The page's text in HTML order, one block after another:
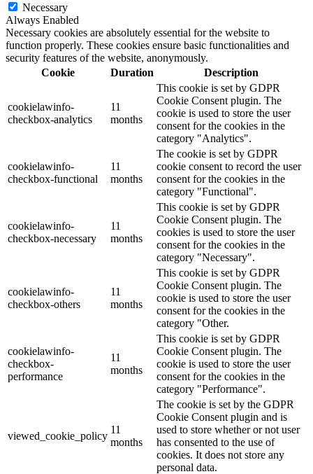
Necessary
Always Enabled
Necessary cookies are absolutely essential for the website to
function properly. These cookies ensure basic functionalities and
security features of the website, anonymously.
Cookie
Duration Description
cookielawinfo-
checkbox-analytics
11
months
This cookie is set by GDPR
Cookie Consent plugin. The
cookie is used to store the user
consent for the cookies in the
category "Analytics".
cookielawinfo-
checkbox-functional
11
months
The cookie is set by GDPR
cookie consent to record the user
consent for the cookies in the
category "Functional".
cookielawinfo-
checkbox-necessary
11
months
This cookie is set by GDPR
Cookie Consent plugin. The
cookies is used to store the user
consent for the cookies in the
category "Necessary".
cookielawinfo-
checkbox-others
11
months
This cookie is set by GDPR
Cookie Consent plugin. The
cookie is used to store the user
consent for the cookies in the
category "Other.
cookielawinfo-
checkbox-
performance
11
months
This cookie is set by GDPR
Cookie Consent plugin. The
cookie is used to store the user
consent for the cookies in the
category "Performance".
viewed_cookie_policy
11
months
The cookie is set by the GDPR
Cookie Consent plugin and is
used to store whether or not user
has consented to the use of
cookies. It does not store any
personal data.